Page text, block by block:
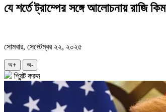
যে শর্তে ট্রাম্পের সঙ্গে আলোচনায় রাজি কিম
সোমবার, সেপ্টেম্বর ২২, ২০২৫
অ+ অ-
প্রিন্ট করুন